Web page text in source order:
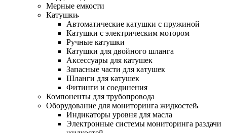
Мерные емкости
Катушки
Автоматические катушки с пружиной
Катушки с электрическим мотором
Ручные катушки
Катушки для двойного шланга
Аксессуары для катушек
Запасные части для катушек
Шланги для катушек
Фитинги и соединения
Компоненты для трубопровода
Оборудование для мониторинга жидкостей
Индикаторы уровня для масла
Электронные системы мониторинга раздачи